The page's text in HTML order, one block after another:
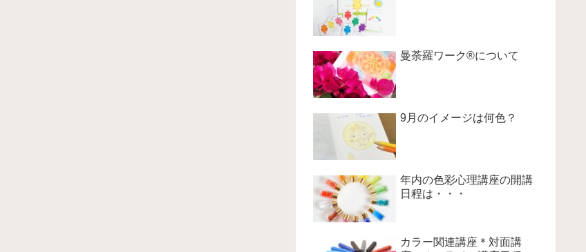
曼荼羅ワーク®について
9月のイメージは何色？
年内の色彩心理講座の開講
日程は・・・
カラー関連講座＊対面講